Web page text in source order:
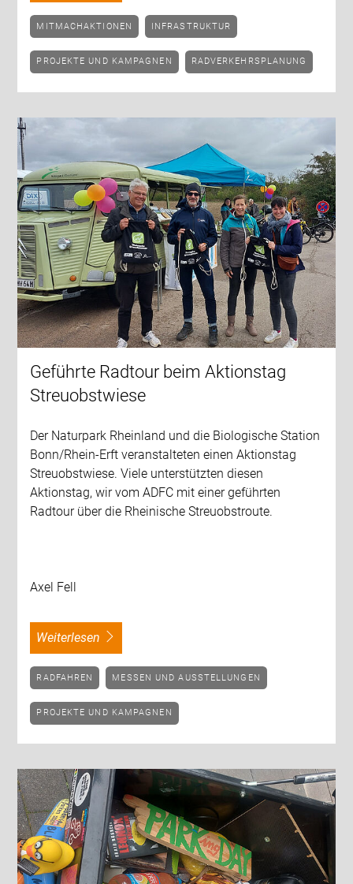
MITMACHAKTIONEN INFRASTRUKTUR
PROJEKTE UND KAMPAGNEN RADVERKEHRSPLANUNG
Geführte Radtour beim Aktionstag
Streuobstwiese
Der Naturpark Rheinland und die Biologische Station
Bonn/Rhein-Erft veranstalteten einen Aktionstag
Streuobstwiese. Viele unterstützten diesen
Aktionstag, wir vom ADFC mit einer geführten
Radtour über die Rheinische Streuobstroute.
Axel Fell
weiterlesen
RADFAHREN MESSEN UND AUSSTELLUNGEN
PROJEKTE UND KAMPAGNEN